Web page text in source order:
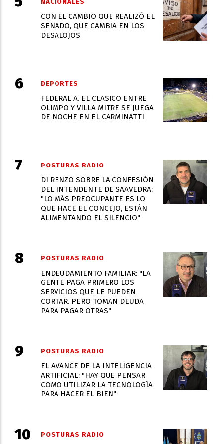
CON EL CAMBIO QUE REALIZÓ EL
SENADO, QUE CAMBIA EN LOS
DESALOJOS
NACIONALES
FEDERAL A. EL CLASICO ENTRE
OLIMPO Y VILLA MITRE SE JUEGA
DE NOCHE EN EL CARMINATTI
DEPORTES
DI RENZO SOBRE LA CONFESIÓN
DEL INTENDENTE DE SAAVEDRA:
"LO MÁS PREOCUPANTE ES LO
QUE HACE EL CONCEJO, ESTÁN
ALIMENTANDO EL SILENCIO"
POSTURAS RADIO
ENDEUDAMIENTO FAMILIAR: "LA
GENTE PAGA PRIMERO LOS
SERVICIOS QUE LE PUEDEN
CORTAR. PERO TOMAN DEUDA
PARA PAGAR OTRAS"
POSTURAS RADIO
EL AVANCE DE LA INTELIGENCIA
ARTIFICIAL: "HAY QUE PENSAR
COMO UTILIZAR LA TECNOLOGÍA
PARA HACER EL BIEN"
POSTURAS RADIO
POSTURAS RADIO